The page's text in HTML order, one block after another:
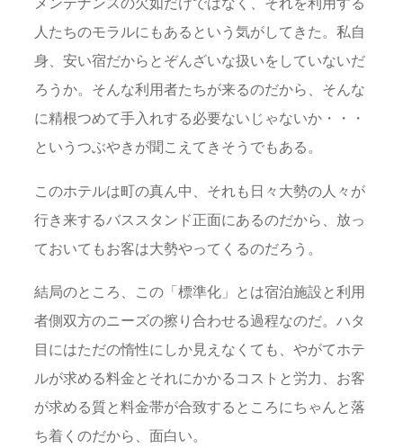
人たちのモラルにもあるという気がしてきた。私自
身、安い宿だからとぞんざいな扱いをしていないだ
ろうか。そんな利用者たちが来るのだから、そんな
に精根つめて手入れする必要ないじゃないか・・・
というつぶやきが聞こえてきそうでもある。
このホテルは町の真ん中、それも日々大勢の人々が
行き来するバススタンド正面にあるのだから、放っ
ておいてもお客は大勢やってくるのだろう。
結局のところ、この「標準化」とは宿泊施設と利用
者側双方のニーズの擦り合わせる過程なのだ。ハタ
目にはただの惰性にしか見えなくても、やがてホテ
ルが求める料金とそれにかかるコストと労力、お客
が求める質と料金帯が合致するところにちゃんと落
ち着くのだから、面白い。